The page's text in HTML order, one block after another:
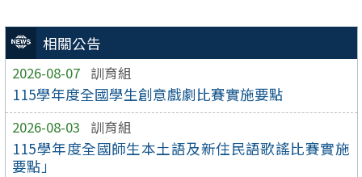
相關公告
2026-08-07 訓育組
115學年度全國學生創意戲劇比賽實施要點
2026-08-03 訓育組
115學年度全國師生本土語及新住民語歌謠比賽實施
要點」